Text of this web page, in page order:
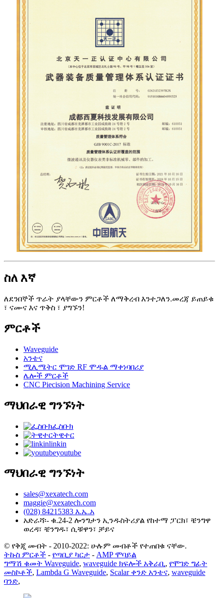
ስለ እኛ
ለደንበኞች ጥራት ያላቸውን ምርቶች ለማቅረብ እንተጋለን.መረጃ ይጠይቁ
፣ ናሙና እና ጥቅስ ፣ ያግኙን!
ምርቶች
Waveguide
አንቴና
ሚሊሜትር ሞገድ RF ሞዱል ማቀነባበሪያ
ሌሎች ምርቶች
CNC Piecision Machining Service
ማህበራዊ ግንኙነት
ፌስቡክ
ትዊተር
linkin
youtube
ማህበራዊ ግንኙነት
sales@xexatech.com
maggie@xexatech.com
(028) 84215383 እ.ኤ.አ
አድራሻ፡- ቁ.24-2 ሎንግታን ኢንዱስትሪያል የከተማ ፓርክ፣ ቼንግዋ
ወረዳ፣ ቼንግዱ፣ ሲቹዋን፣ ቻይና
© የቅጂ መብት - 2010-2022: ሁሉም መብቶች የተጠበቁ ናቸው.
ትኩስ ምርቶች - የጣቢያ ካርታ - AMP ሞባይል
ግማሽ ቁመት Waveguide, waveguide ክፍሎች አቅራቢ, የሞገድ ግፊት
መስኮቶች, Lambda G Waveguide, Scalar ቀንድ አንቴና, waveguide
ባንድ,